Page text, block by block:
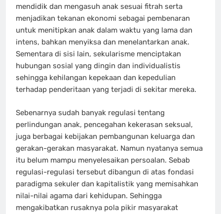
mendidik dan mengasuh anak sesuai fitrah serta
menjadikan tekanan ekonomi sebagai pembenaran
untuk menitipkan anak dalam waktu yang lama dan
intens, bahkan menyiksa dan menelantarkan anak.
Sementara di sisi lain, sekularisme menciptakan
hubungan sosial yang dingin dan individualistis
sehingga kehilangan kepekaan dan kepedulian
terhadap penderitaan yang terjadi di sekitar mereka.
Sebenarnya sudah banyak regulasi tentang
perlindungan anak, pencegahan kekerasan seksual,
juga berbagai kebijakan pembangunan keluarga dan
gerakan-gerakan masyarakat. Namun nyatanya semua
itu belum mampu menyelesaikan persoalan. Sebab
regulasi-regulasi tersebut dibangun di atas fondasi
paradigma sekuler dan kapitalistik yang memisahkan
nilai-nilai agama dari kehidupan. Sehingga
mengakibatkan rusaknya pola pikir masyarakat